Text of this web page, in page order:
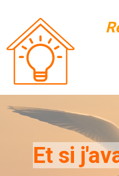
Et si